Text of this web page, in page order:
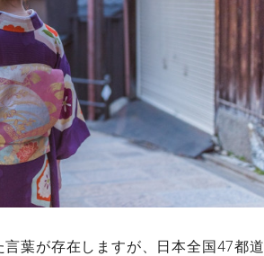
言葉が存在しますが、日本全国47都道